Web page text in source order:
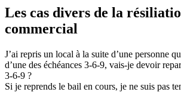
Les cas divers de la
commercial
J’ai repris un local à la suite d’une personne
d’une des échéances 3-6-9, vais-je devoir
3-6-9 ?
Si je reprends le bail en cours, je ne suis pas